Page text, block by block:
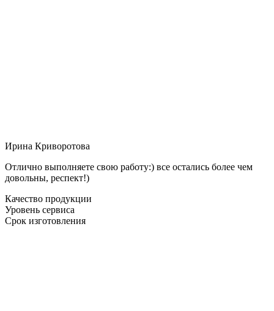
Ирина Криворотова
Отлично выполняете свою работу:) все остались более чем
довольны, респект!)
Качество продукции
Уровень сервиса
Срок изготовления